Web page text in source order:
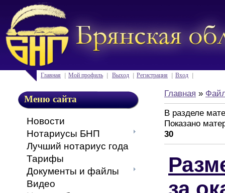
Главная Мой профиль Выход Регистрация Вход
Меню сайта
Новости
Нотариусы БНП
Лучший нотариус года
Тарифы
Документы и файлы
Видео
Главная »
В разделе
Показано
30